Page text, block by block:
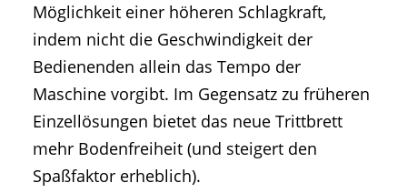
Möglichkeit einer höheren Schlagkraft,
indem nicht die Geschwindigkeit der
Bedienenden allein das Tempo der
Maschine vorgibt. Im Gegensatz zu früheren
Einzellösungen bietet das neue Trittbrett
mehr Bodenfreiheit (und steigert den
Spaßfaktor erheblich).